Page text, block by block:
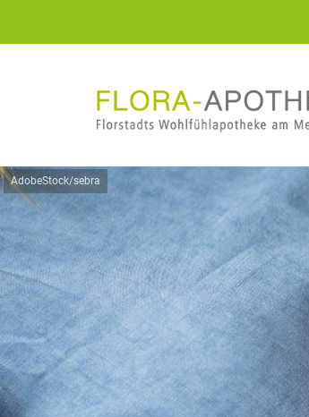
AdobeStock/sebra